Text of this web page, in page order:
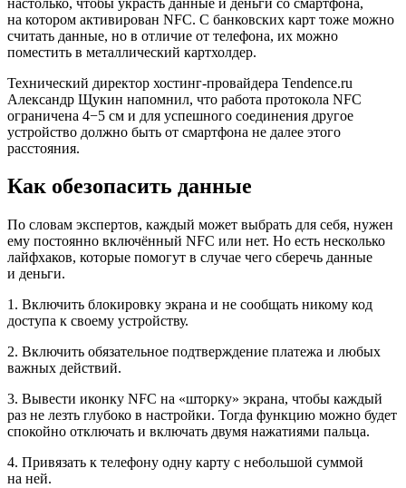
на котором активирован NFC. С банковских карт тоже можно
считать данные, но в отличие от телефона, их можно
поместить в металлический картхолдер.
Технический директор хостинг-провайдера Tendence.ru
Александр Щукин напомнил, что работа протокола NFC
ограничена 4−5 см и для успешного соединения другое
устройство должно быть от смартфона не далее этого
расстояния.
Как обезопасить данные
По словам экспертов, каждый может выбрать для себя, нужен
ему постоянно включённый NFC или нет. Но есть несколько
лайфхаков, которые помогут в случае чего сберечь данные
и деньги.
1. Включить блокировку экрана и не сообщать никому код
доступа к своему устройству.
2. Включить обязательное подтверждение платежа и любых
важных действий.
3. Вывести иконку NFC на «шторку» экрана, чтобы каждый
раз не лезть глубоко в настройки. Тогда функцию можно будет
спокойно отключать и включать двумя нажатиями пальца.
4. Привязать к телефону одну карту с небольшой суммой
на ней.